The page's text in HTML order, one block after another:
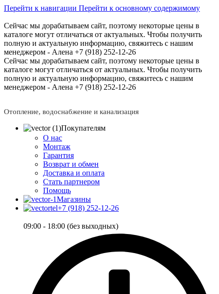
Перейти к навигации Перейти к основному содержимому
Сейчас мы дорабатываем сайт, поэтому некоторые цены в
каталоге могут отличаться от актуальных. Чтобы получить
полную и актуальную информацию, свяжитесь с нашим
менеджером - Алена +7 (918) 252-12-26
Сейчас мы дорабатываем сайт, поэтому некоторые цены в
каталоге могут отличаться от актуальных. Чтобы получить
полную и актуальную информацию, свяжитесь с нашим
менеджером - Алена +7 (918) 252-12-26
Отопление, водоснабжение и канализация
Покупателям
О нас
Монтаж
Гарантия
Возврат и обмен
Доставка и оплата
Стать партнером
Помощь
Магазины
+7 (918) 252-12-26
09:00 - 18:00 (без выходных)